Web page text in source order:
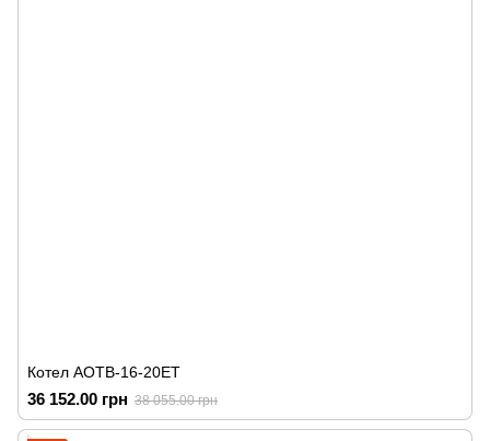
Котел АОТВ-16-20ЕТ
36 152.00 грн 38 055.00 грн